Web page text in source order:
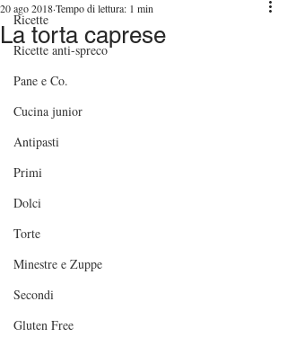
Ricette
Ricette anti-spreco
Pane e Co.
Cucina junior
Antipasti
Primi
Dolci
Torte
Minestre e Zuppe
Secondi
Gluten Free
La torta caprese
20 ago 2018Tempo di lettura: 1 min